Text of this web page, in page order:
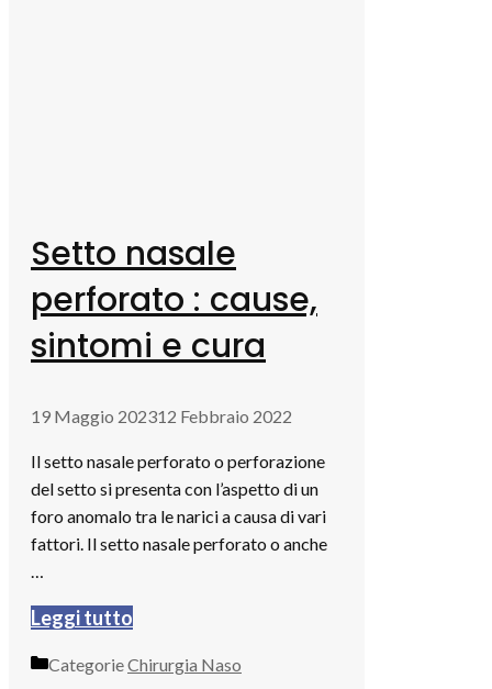
Setto nasale
perforato : cause,
sintomi e cura
19 Maggio 202312 Febbraio 2022
Il setto nasale perforato o perforazione
del setto si presenta con l’aspetto di un
foro anomalo tra le narici a causa di vari
fattori. Il setto nasale perforato o anche
…
Leggi tutto
CategorieChirurgia Naso